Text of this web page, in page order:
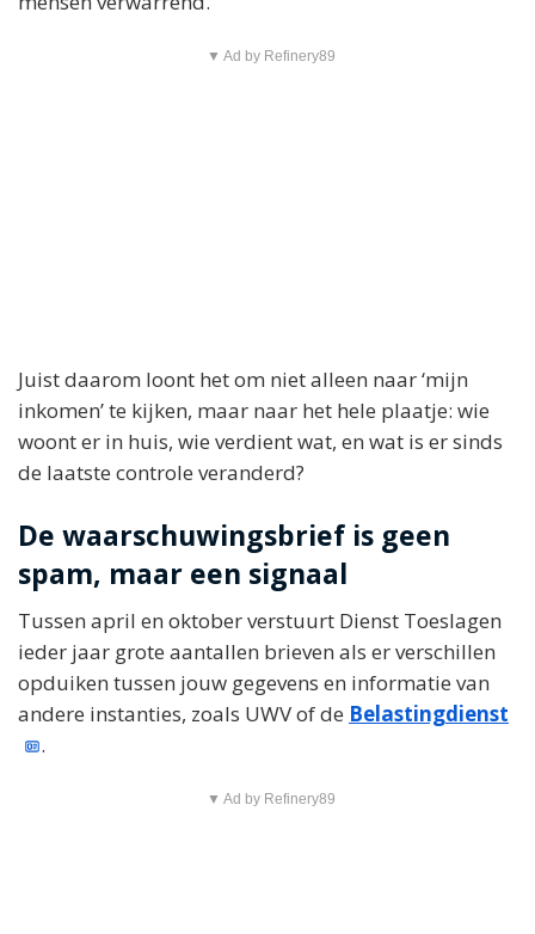
▼ Ad by Refinery89
Juist daarom loont het om niet alleen naar ‘mijn
inkomen’ te kijken, maar naar het hele plaatje: wie
woont er in huis, wie verdient wat, en wat is er sinds
de laatste controle veranderd?
De waarschuwingsbrief is geen
spam, maar een signaal
Tussen april en oktober verstuurt Dienst Toeslagen
ieder jaar grote aantallen brieven als er verschillen
opduiken tussen jouw gegevens en informatie van
andere instanties, zoals UWV of de Belastingdienst
.
▼ Ad by Refinery89